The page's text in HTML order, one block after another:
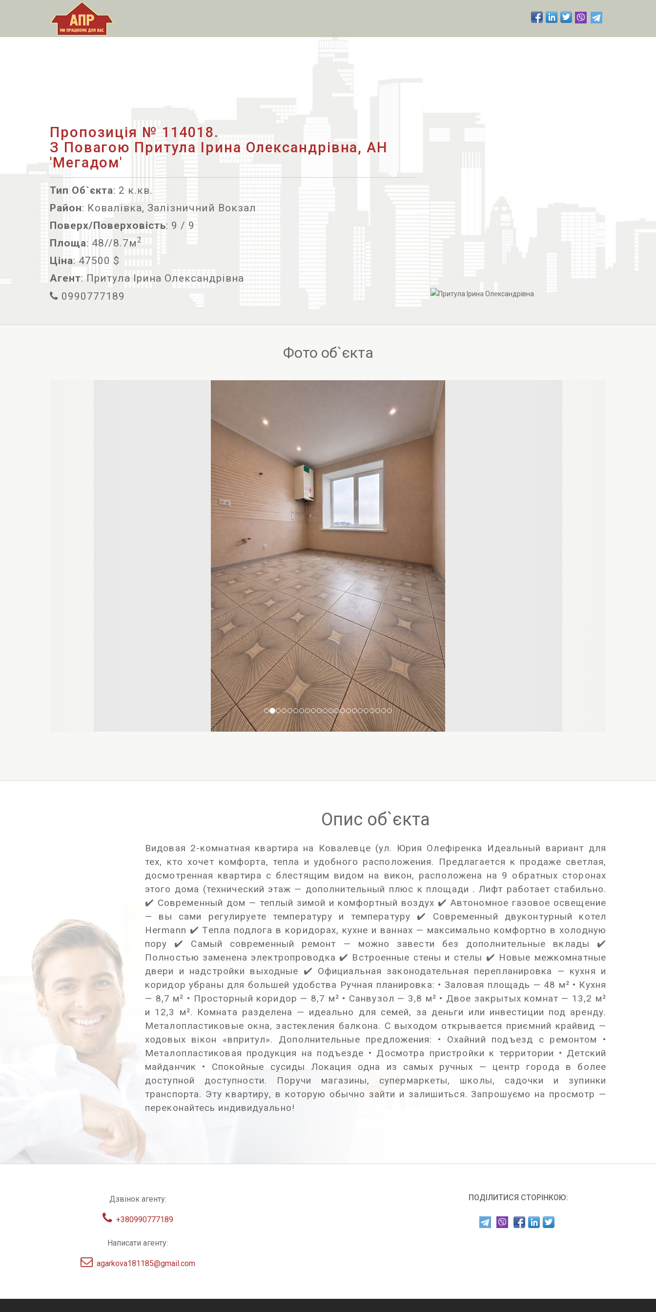
Пропозиція № 114018.
З Повагою Притула Ірина Олександрівна, АН
'Мегадом'
Тип Об`єкта: 2 к.кв.
Район: Ковалівка, Залізничний Вокзал
Поверх/Поверховість: 9 / 9
Площа: 48//8.7м2
Ціна: 47500 $
Агент: Притула Ірина Олександрівна
0990777189
Фото об`єкта
Опис об`єкта
Видовая 2-комнатная квартира на Ковалевце (ул. Юрия Олефіренка Идеальный вариант для
тех, кто хочет комфорта, тепла и удобного расположения. Предлагается к продаже светлая,
досмотренная квартира с блестящим видом на викон, расположена на 9 обратных сторонах
этого дома (технический этаж — дополнительный плюс к площади . Лифт работает стабильно.
✔️ Современный дом — теплый зимой и комфортный воздух ✔️ Автономное газовое освещение
— вы сами регулируете температуру и температуру ✔️ Современный двуконтурный котел
Hermann ✔️ Тепла подлога в коридорах, кухне и ваннах — максимально комфортно в холодную
пору ✔️ Самый современный ремонт — можно завести без дополнительные вклады ✔️
Полностью заменена электропроводка ✔️ Встроенные стены и стелы ✔️ Новые межкомнатные
двери и надстройки выходные ✔️ Официальная законодательная перепланировка — кухня и
коридор убраны для большей удобства Ручная планировка: • Заловая площадь — 48 м² • Кухня
— 8,7 м² • Просторный коридор — 8,7 м² • Санвузол — 3,8 м² • Двое закрытых комнат — 13,2 м²
и 12,3 м². Комната разделена — идеально для семей, за деньги или инвестиции под аренду.
Металопластиковые окна, застекления балкона. С выходом открывается приємний крайвид —
ходовых вікон «впритул». Дополнительные предложения: • Охайний подъезд с ремонтом •
Металопластиковая продукция на подъезде • Досмотра пристройки к территории • Детский
майданчик • Спокойные сусиды Локация одна из самых ручных — центр города в более
доступной доступности. Поручи магазины, супермаркеты, школы, садочки и зупинки
транспорта. Эту квартиру, в которую обычно зайти и залишиться. Запрошуємо на просмотр —
переконайтесь индивидуально!
Дзвінок агенту:
+380990777189
Написати агенту:
agarkova181185@gmail.com
ПОДІЛИТИСЯ СТОРІНКОЮ: